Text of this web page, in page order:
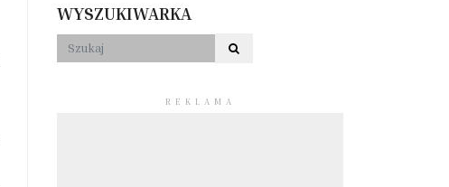
WYSZUKIWARKA
REKLAMA